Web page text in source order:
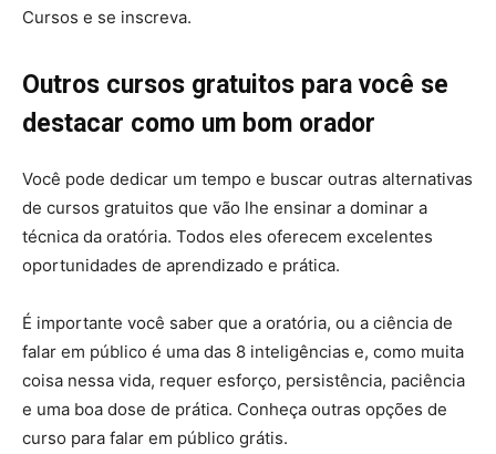
Cursos e se inscreva.
Outros cursos gratuitos para você se
destacar como um bom orador
Você pode dedicar um tempo e buscar outras alternativas
de cursos gratuitos que vão lhe ensinar a dominar a
técnica da oratória. Todos eles oferecem excelentes
oportunidades de aprendizado e prática.
É importante você saber que a oratória, ou a ciência de
falar em público é uma das 8 inteligências e, como muita
coisa nessa vida, requer esforço, persistência, paciência
e uma boa dose de prática. Conheça outras opções de
curso para falar em público grátis.